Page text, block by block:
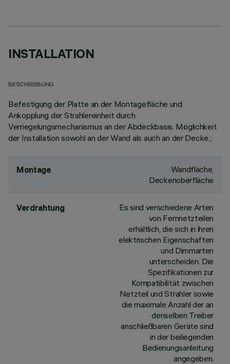
INSTALLATION
BESCHREIBUNG
Befestigung der Platte an der Montagefläche und
Ankopplung der Strahlereinheit durch
Verriegelungsmechanismus an der Abdeckbasis. Möglichkeit
der Installation sowohl an der Wand als auch an der Decke.;
Montage
Wandfläche,
Deckenoberfläche
Verdrahtung
Es sind verschiedene Arten
von Fernnetzteilen
erhältlich, die sich in ihren
elektrischen Eigenschaften
und Dimmarten
unterscheiden. Die
Spezifikationen zur
Kompatibilität zwischen
Netzteil und Strahler sowie
die maximale Anzahl der an
denselben Treiber
anschließbaren Geräte sind
in der beiliegenden
Bedienungsanleitung
angegeben.